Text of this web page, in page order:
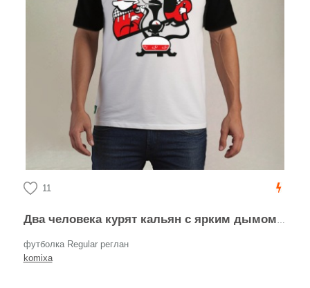
11
Два человека курят кальян с ярким дымом пузырьки кальяном
футболка Regular реглан
komixa